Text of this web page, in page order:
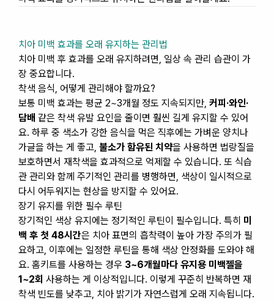
치아 미백 효과를 오래 유지하는 관리법
치아 미백 후 효과를 오래 유지하려면, 일상 속 관리 습관이 가
장 중요합니다.
착색 음식, 어떻게 관리해야 할까요?
보통 미백 효과는 평균 2~3개월 정도 지속되지만, 커피·와인·
담배 같은 착색 유발 요인을 줄이면 훨씬 길게 유지할 수 있어
요. 하루 중 색소가 강한 음식을 먹은 직후에는 가벼운 양치나
가글을 하는 게 좋고, 불소가 함유된 치약을 사용하면 법랑질을
보호하면서 재착색을 효과적으로 억제할 수 있습니다. 또 식습
관 관리와 함께 주기적인 관리를 병행하면, 색상이 일시적으로
다시 어두워지는 현상을 방지할 수 있어요.
장기 유지를 위한 필수 루틴
장기적인 색상 유지에는 정기적인 루틴이 필수입니다. 특히 미
백 후 첫 48시간은 치아 표면의 흡착력이 높아 가장 주의가 필
요하고, 이후에는 일정한 루틴을 통해 색상 안정화를 도와야 해
요. 홈키트를 사용하는 경우 3~6개월마다 유지용 미백젤을
1~2회 사용하는 게 이상적입니다. 이렇게 꾸준히 반복하면 재
착색 빈도를 낮추고, 치아 밝기가 자연스럽게 오래 지속됩니다.